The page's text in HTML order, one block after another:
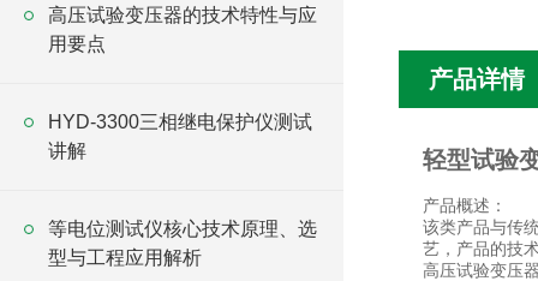
高压试验变压器的技术特性与应
用要点
HYD-3300三相继电保护仪测试
讲解
等电位测试仪核心技术原理、选
型与工程应用解析
产品详情
轻型试验
产品概述：
该类产品与传
艺，产品的技
高压试验变压